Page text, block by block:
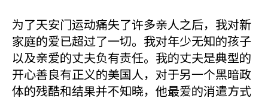
为了天安门运动痛失了许多亲人之后，我对新
家庭的爱已超过了一切。我对年少无知的孩子
以及亲爱的丈夫负有责任。我的丈夫是典型的
开心善良有正义的美国人，对于另一个黑暗政
体的残酷和结果并不知晓，他最爱的消遣方式